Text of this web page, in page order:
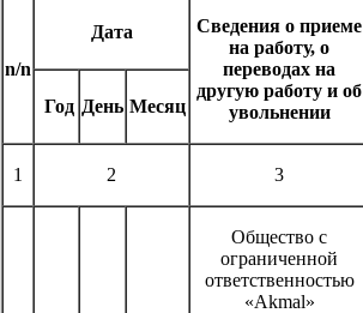
n/n
Дата
Сведения о приеме
на работу, о
переводах на
другую работу и об
увольнении
Год День Месяц
1 2 3
Общество с
ограниченной
ответственностью
«Akmal»